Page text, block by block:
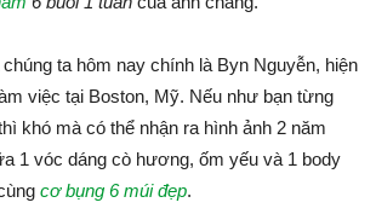
ta hôm nay chính là Byn Nguyễn, hiện
việc tại Boston, Mỹ. Nếu như bạn từng
khó mà có thể nhận ra hình ảnh 2 năm
1 vóc dáng cò hương, ốm yếu và 1 body
cơ bụng 6 múi đẹp.